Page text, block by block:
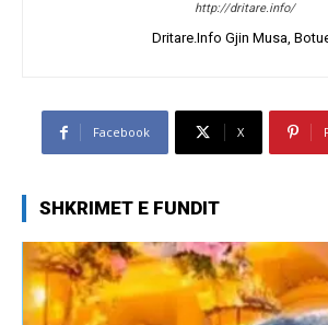
http://dritare.info/
Dritare.Info Gjin Musa,
Facebook X
SHKRIMET E FUNDIT